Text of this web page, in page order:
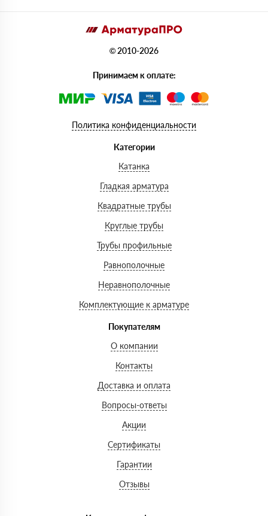
© 2010-2026
Принимаем к оплате:
Политика конфиденциальности
Категории
Катанка
Гладкая арматура
Квадратные трубы
Круглые трубы
Трубы профильные
Равнополочные
Неравнополочные
Комплектующие к арматуре
Покупателям
О компании
Контакты
Доставка и оплата
Вопросы-ответы
Акции
Сертификаты
Гарантии
Отзывы